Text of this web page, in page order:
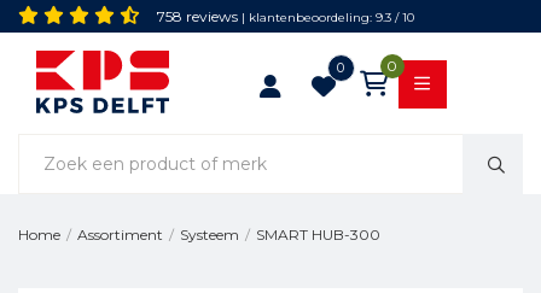
758 reviews | klantenbeoordeling: 9.3 / 10
0 0
Home / Assortiment / Systeem / SMART HUB-300